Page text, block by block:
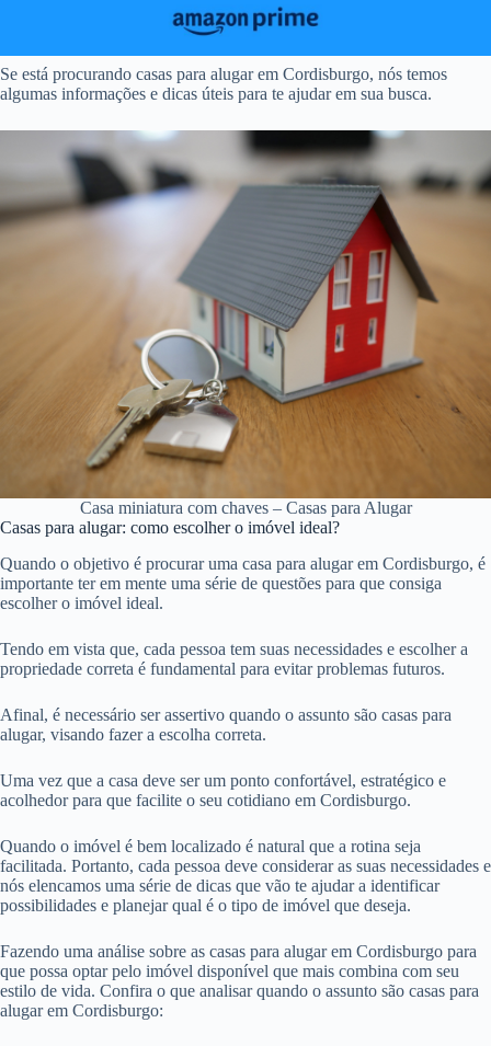
Se está procurando casas para alugar em Cordisburgo, nós temos
algumas informações e dicas úteis para te ajudar em sua busca.
Casa miniatura com chaves – Casas para Alugar
Casas para alugar: como escolher o imóvel ideal?
Quando o objetivo é procurar uma casa para alugar em Cordisburgo, é
importante ter em mente uma série de questões para que consiga
escolher o imóvel ideal.
Tendo em vista que, cada pessoa tem suas necessidades e escolher a
propriedade correta é fundamental para evitar problemas futuros.
Afinal, é necessário ser assertivo quando o assunto são casas para
alugar, visando fazer a escolha correta.
Uma vez que a casa deve ser um ponto confortável, estratégico e
acolhedor para que facilite o seu cotidiano em Cordisburgo.
Quando o imóvel é bem localizado é natural que a rotina seja
facilitada. Portanto, cada pessoa deve considerar as suas necessidades e
nós elencamos uma série de dicas que vão te ajudar a identificar
possibilidades e planejar qual é o tipo de imóvel que deseja.
Fazendo uma análise sobre as casas para alugar em Cordisburgo para
que possa optar pelo imóvel disponível que mais combina com seu
estilo de vida. Confira o que analisar quando o assunto são casas para
alugar em Cordisburgo: